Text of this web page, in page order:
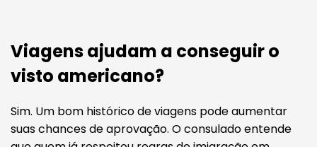
Viagens ajudam a conseguir o
visto americano?
Sim. Um bom histórico de viagens pode aumentar
suas chances de aprovação. O consulado entende